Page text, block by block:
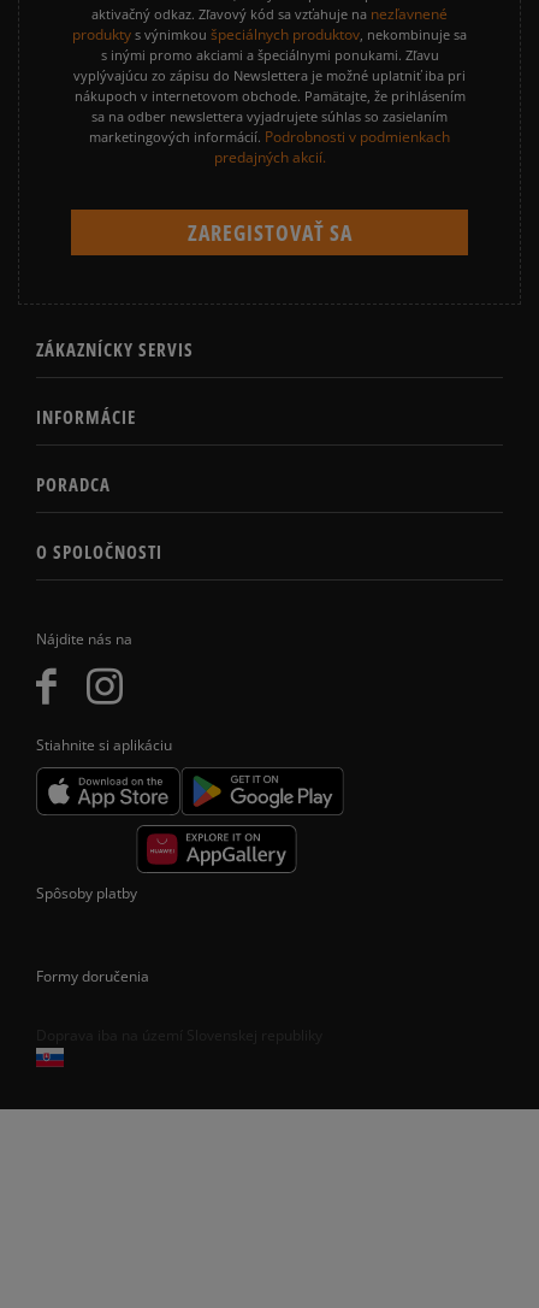
Nájdite nás na
Stiahnite si aplikáciu
aktivačný odkaz. Zľavový kód sa vzťahuje na nezľavnené
produkty s výnimkou špeciálnych produktov, nekombinuje sa
s inými promo akciami a špeciálnymi ponukami. Zľavu
vyplývajúcu zo zápisu do Newslettera je možné uplatniť iba pri
nákupoch v internetovom obchode. Pamätajte, že prihlásením
sa na odber newslettera vyjadrujete súhlas so zasielaním
marketingových informácií. Podrobnosti v podmienkach
predajných akcií.
ZÁKAZNÍCKY SERVIS
INFORMÁCIE
PORADCA
O SPOLOČNOSTI
Spôsoby platby
Formy doručenia